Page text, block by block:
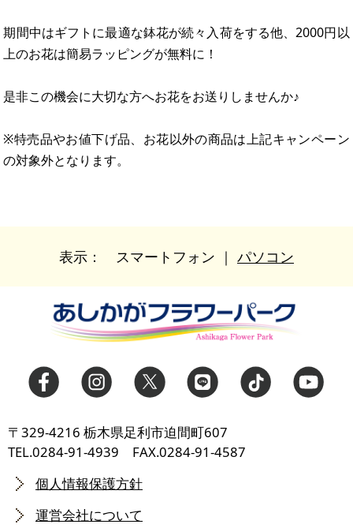
期間中はギフトに最適な鉢花が続々入荷をする他、2000円以
上のお花は簡易ラッピングが無料に！
是非この機会に大切な方へお花をお送りしませんか♪
※特売品やお値下げ品、お花以外の商品は上記キャンペーン
の対象外となります。
表示： スマートフォン ｜ パソコン
〒329-4216 栃木県足利市迫間町607
TEL.0284-91-4939 FAX.0284-91-4587
個人情報保護方針
運営会社について